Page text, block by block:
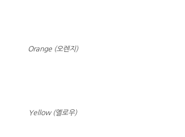
Orange (오렌지)
Yellow (옐로우)